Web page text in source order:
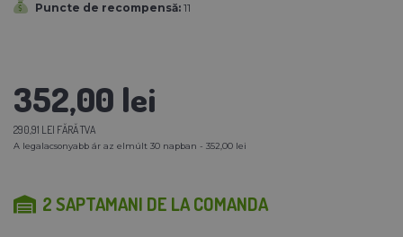
Puncte de recompensă: 11
352,00 lei
290,91 LEI FĂRĂ TVA
A legalacsonyabb ár az elmúlt 30 napban - 352,00 lei
2 SAPTAMANI DE LA COMANDA